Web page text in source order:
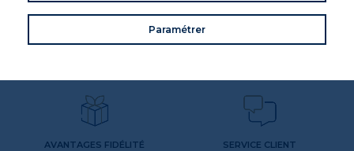
Paramétrer
AVANTAGES FIDÉLITÉ SERVICE CLIENT